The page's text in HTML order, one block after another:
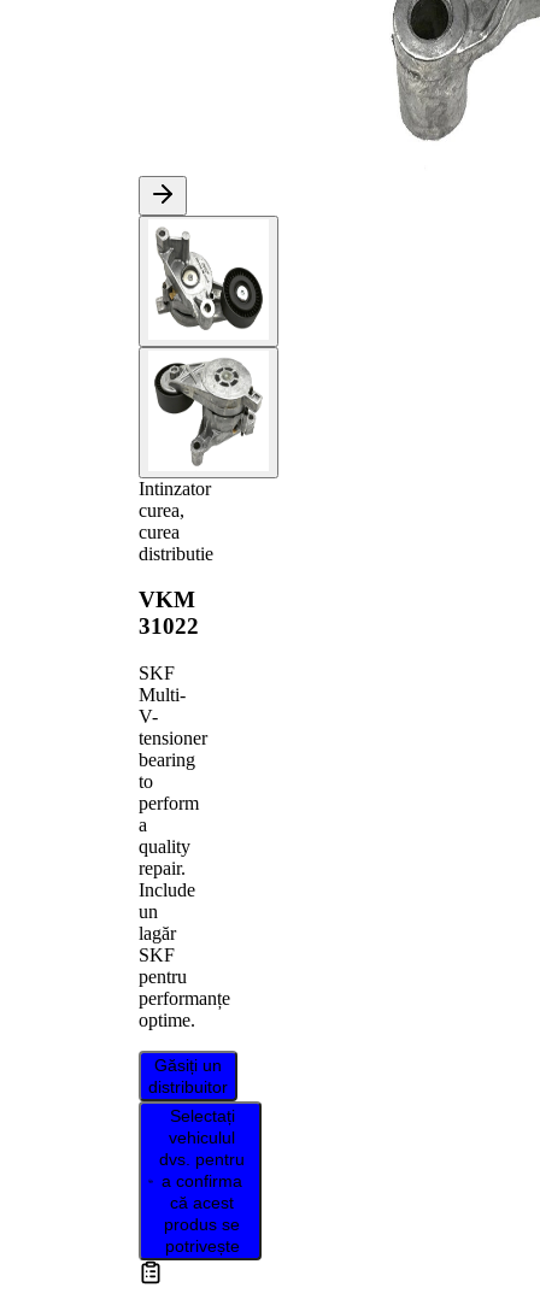
Intinzator
curea,
curea
distributie
VKM
31022
SKF
Multi-
V-
tensioner
bearing
to
perform
a
quality
repair.
Include
un
lagăr
SKF
pentru
performanțe
optime.
Găsiți un
distribuitor
Selectați
vehiculul
dvs. pentru
a confirma
că acest
produs se
potrivește